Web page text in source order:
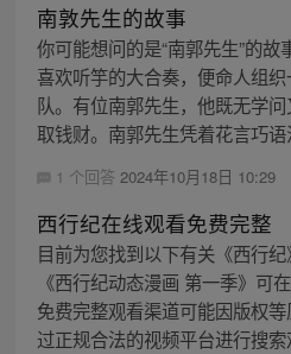
南敦先生的故事
你可能想问的是“南郭先生”的
喜欢听竽的大合奏，便命人组
队。有位南郭先生，他既无学
取钱财。南郭先生凭着花言巧
1 个回答 2024年10月18日 10:29
西行纪在线观看免费完整
目前为您找到以下有关《西行
《西行纪动态漫画 第一季》可
免费完整观看渠道可能因版权
过正规合法的视频平台进行搜索